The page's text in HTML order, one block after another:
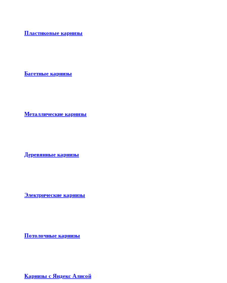
Пластиковые карнизы
Багетные карнизы
Металлические карнизы
Деревянные карнизы
Электрические карнизы
Потолочные карнизы
Карнизы с Яндекс Алисой